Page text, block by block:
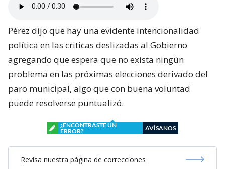
Pérez dijo que hay una evidente intencionalidad
política en las criticas deslizadas al Gobierno
agregando que espera que no exista ningún
problema en las próximas elecciones derivado del
paro municipal, algo que con buena voluntad
puede resolverse puntualizó.
¿ENCONTRASTE UN
ERROR?
AVÍSANOS
Revisa nuestra página de correcciones